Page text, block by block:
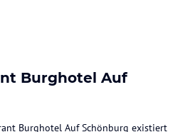
Burghotel Auf
Burghotel Auf Schönburg existiert